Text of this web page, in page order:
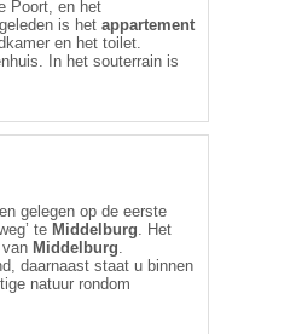
Poort, en het
is hetappartement
en het toilet.
In het souterrain is
gelegen op de eerste
te Middelburg. Het
Middelburg.
daarnaast staat u binnen
natuur rondom